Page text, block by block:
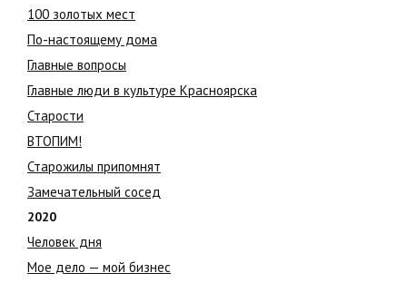
100 золотых мест
По-настоящему дома
Главные вопросы
Главные люди в культуре Красноярска
Старости
ВТОПИМ!
Старожилы припомнят
Замечательный сосед
2020
Человек дня
Мое дело — мой бизнес